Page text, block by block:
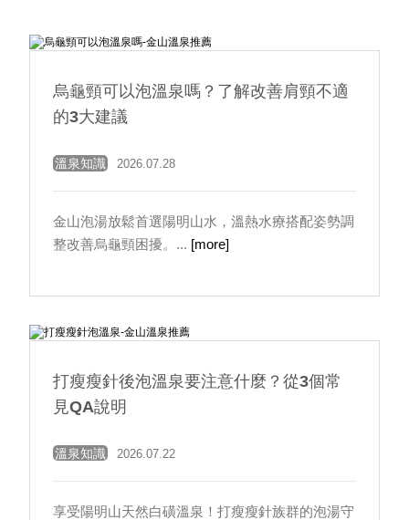
烏龜頸可以泡溫泉嗎？了解改善肩頸不適
的3大建議
溫泉知識 2026.07.28
金山泡湯放鬆首選陽明山水，溫熱水療搭配姿勢調
整改善烏龜頸困擾。... [more]
打瘦瘦針後泡溫泉要注意什麼？從3個常
見QA說明
溫泉知識 2026.07.22
享受陽明山天然白磺溫泉！打瘦瘦針族群的泡湯守